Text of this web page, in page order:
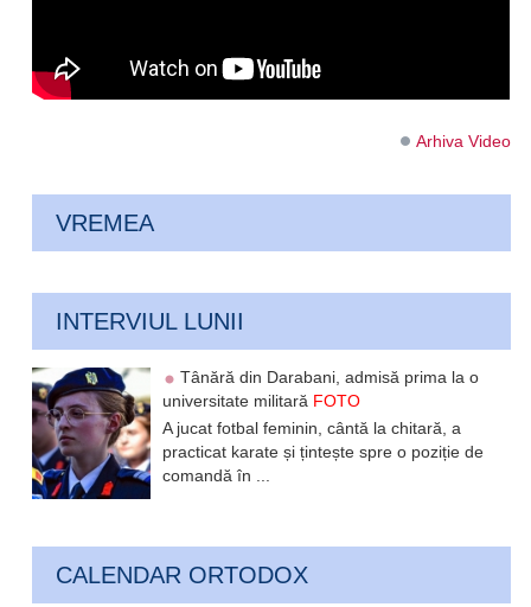
Arhiva Video
VREMEA
INTERVIUL LUNII
Tânără din Darabani, admisă prima la o
universitate militară FOTO
A jucat fotbal feminin, cântă la chitară, a
practicat karate și țintește spre o poziție de
comandă în ...
CALENDAR ORTODOX